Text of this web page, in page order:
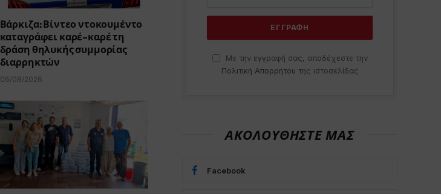
Βάρκιζα: Βίντεο ντοκουμέντο
καταγράφει καρέ-καρέ τη
δράση θηλυκής συμμορίας
διαρρηκτών
06/08/2026
Με την εγγραφή σας, αποδέχεστε την
Πολιτική Απορρήτου της ιστοσελίδας
ΑΚΟΛΟΥΘΗΣΤΕ ΜΑΣ
Facebook